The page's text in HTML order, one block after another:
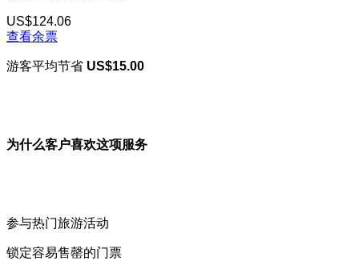
US$124.06
查看余票
游客平均节省 US$15.00
为什么客户喜欢这项服务
参与热门旅游活动
锁定容易售罄的门票